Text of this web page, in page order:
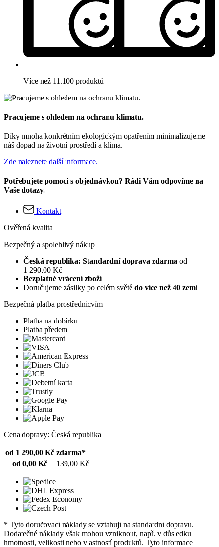
Více než 11.100 produktů
Pracujeme s ohledem na ochranu klimatu.
Díky mnoha konkrétním ekologickým opatřením minimalizujeme
náš dopad na životní prostředí a klima.
Zde naleznete další informace.
Potřebujete pomoci s objednávkou? Rádi Vám odpovíme na
Vaše dotazy.
Kontakt
Ověřená kvalita
Bezpečný a spolehlivý nákup
Česká republika: Standardní doprava zdarma od
1 290,00 Kč
Bezplatné vrácení zboží
Doručujeme zásilky po celém světě do více než 40 zemí
Bezpečná platba prostřednicvím
Platba na dobírku
Platba předem
Cena dopravy: Česká republika
od 1 290,00 Kč zdarma*
od 0,00 Kč
139,00 Kč
* Tyto doručovací náklady se vztahují na standardní dopravu.
Dodatečné náklady však mohou vzniknout, např. v důsledku
hmotnosti, velikosti nebo vlastností produktů. Tyto informace